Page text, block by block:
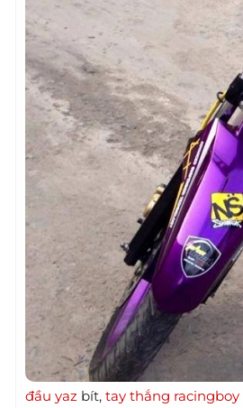
đầu yaz bít, tay thắng racingboy